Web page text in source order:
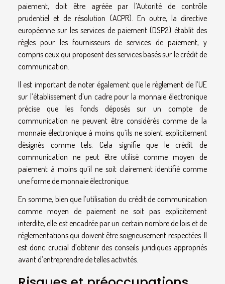
paiement, doit être agréée par l’Autorité de contrôle
prudentiel et de résolution (ACPR). En outre, la directive
européenne sur les services de paiement (DSP2) établit des
règles pour les fournisseurs de services de paiement, y
compris ceux qui proposent des services basés sur le crédit de
communication.
Il est important de noter également que le règlement de l’UE
sur l’établissement d’un cadre pour la monnaie électronique
précise que les fonds déposés sur un compte de
communication ne peuvent être considérés comme de la
monnaie électronique à moins qu’ils ne soient explicitement
désignés comme tels. Cela signifie que le crédit de
communication ne peut être utilisé comme moyen de
paiement à moins qu’il ne soit clairement identifié comme
une forme de monnaie électronique.
En somme, bien que l’utilisation du crédit de communication
comme moyen de paiement ne soit pas explicitement
interdite, elle est encadrée par un certain nombre de lois et de
réglementations qui doivent être soigneusement respectées. Il
est donc crucial d’obtenir des conseils juridiques appropriés
avant d’entreprendre de telles activités.